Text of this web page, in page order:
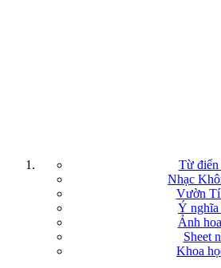
Từ điển
Nhạc
Vườn
Ý nghĩa
Ảnh
Sheet
Khoa